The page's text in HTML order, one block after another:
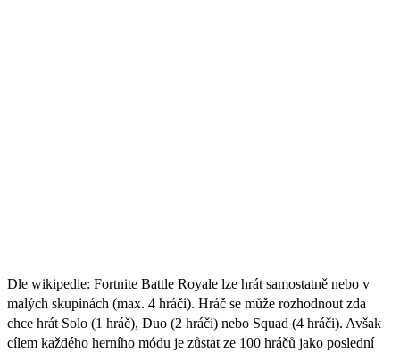
Dle wikipedie: Fortnite Battle Royale lze hrát samostatně nebo v
malých skupinách (max. 4 hráči). Hráč se může rozhodnout zda
chce hrát Solo (1 hráč), Duo (2 hráči) nebo Squad (4 hráči). Avšak
cílem každého herního módu je zůstat ze 100 hráčů jako poslední